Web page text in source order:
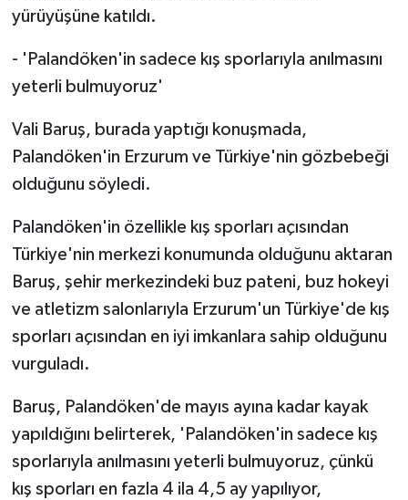
yürüyüşüne katıldı.
- 'Palandöken'in sadece kış sporlarıyla anılmasını
yeterli bulmuyoruz'
Vali Baruş, burada yaptığı konuşmada,
Palandöken'in Erzurum ve Türkiye'nin gözbebeği
olduğunu söyledi.
Palandöken'in özellikle kış sporları açısından
Türkiye'nin merkezi konumunda olduğunu aktaran
Baruş, şehir merkezindeki buz pateni, buz hokeyi
ve atletizm salonlarıyla Erzurum'un Türkiye'de kış
sporları açısından en iyi imkanlara sahip olduğunu
vurguladı.
Baruş, Palandöken'de mayıs ayına kadar kayak
yapıldığını belirterek, 'Palandöken'in sadece kış
sporlarıyla anılmasını yeterli bulmuyoruz, çünkü
kış sporları en fazla 4 ila 4,5 ay yapılıyor,